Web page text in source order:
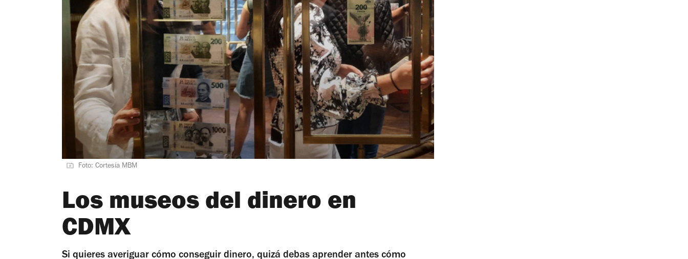
Foto: Cortesía MBM
Los museos del dinero en
CDMX
Si quieres averiguar cómo conseguir dinero, quizá debas aprender antes cómo